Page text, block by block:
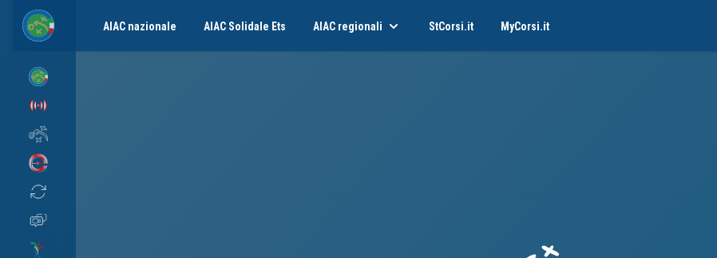
AIAC nazionale AIAC Solidale Ets AIAC regionali StCorsi.it MyCorsi.it